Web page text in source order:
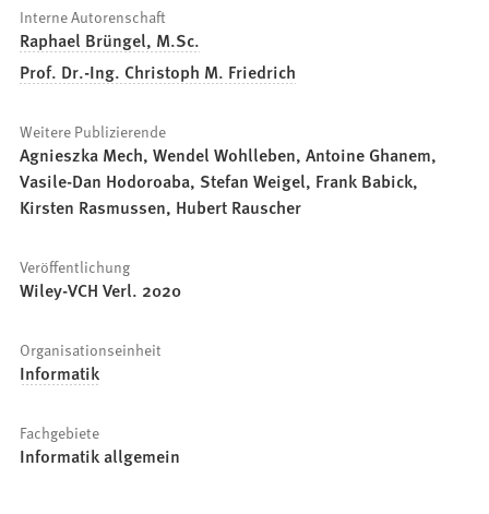
Interne Autorenschaft
Raphael Brüngel, M.Sc.
Prof. Dr.-Ing. Christoph M. Friedrich
Weitere Publizierende
Agnieszka Mech, Wendel Wohlleben, Antoine Ghanem,
Vasile-Dan Hodoroaba, Stefan Weigel, Frank Babick,
Kirsten Rasmussen, Hubert Rauscher
Veröffentlichung
Wiley-VCH Verl. 2020
Organisationseinheit
Informatik
Fachgebiete
Informatik allgemein